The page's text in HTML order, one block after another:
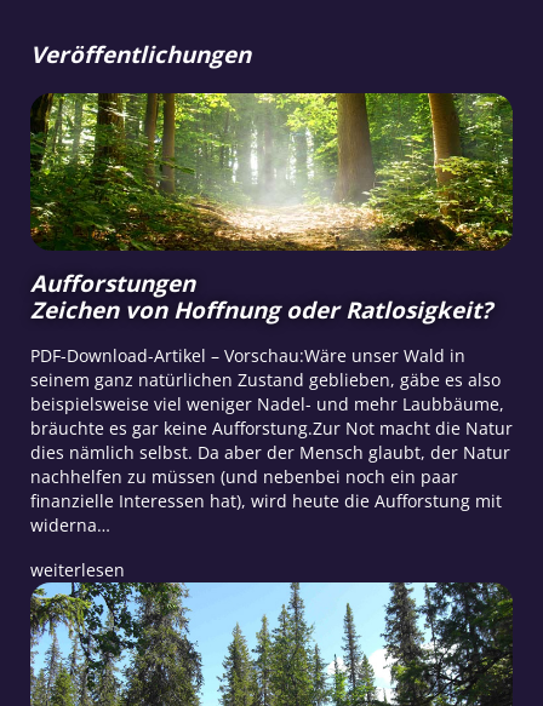
Veröffentlichungen
Aufforstungen
Zeichen von Hoffnung oder Ratlosigkeit?
PDF-Download-Artikel – Vorschau:Wäre unser Wald in
seinem ganz natürlichen Zustand geblieben, gäbe es also
beispielsweise viel weniger Nadel- und mehr Laubbäume,
bräuchte es gar keine Aufforstung.Zur Not macht die Natur
dies nämlich selbst. Da aber der Mensch glaubt, der Natur
nachhelfen zu müssen (und nebenbei noch ein paar
finanzielle Interessen hat), wird heute die Aufforstung mit
widerna…
weiterlesen